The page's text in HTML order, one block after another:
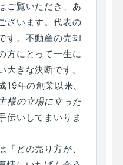
ご覧いただき、あ
ざいます。代表の
す。不動産の売却
方にとって一生に
大きな決断です。
19年の創業以来、
様の立場に立った
伝いしてまいりま
「どの売り方が、